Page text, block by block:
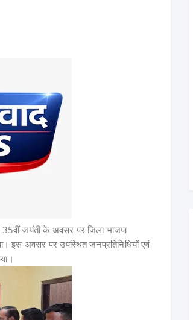
जयंती के अवसर पर जिला भाजपा
इस अवसर पर उपस्थित जनप्रतिनिधियों एवं